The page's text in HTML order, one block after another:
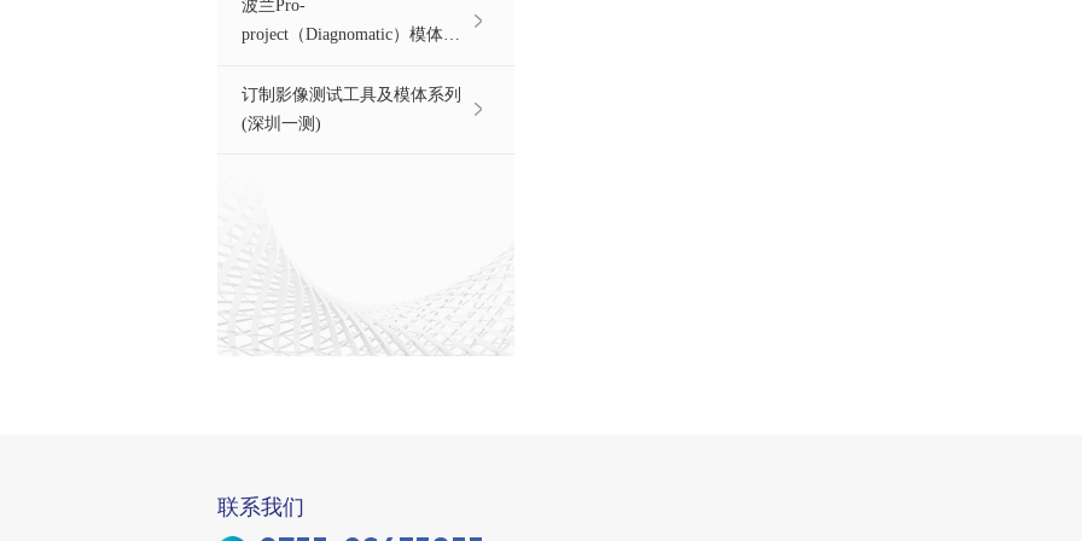
波兰Pro-
project（Diagnomatic）模体系
订制影像测试工具及模体系列
(深圳一测)
联系我们